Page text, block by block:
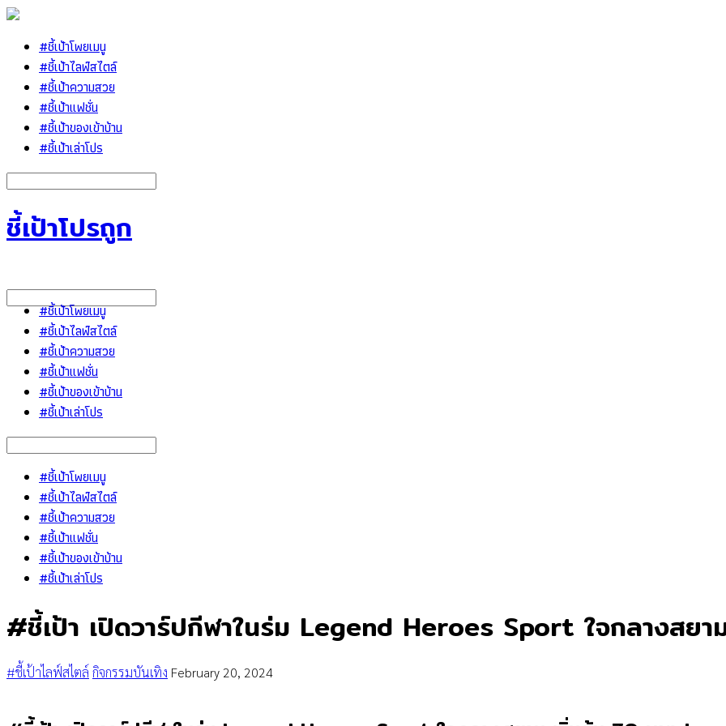
#ชี้เป้าโพยเมนู
#ชี้เป้าไลฟ์สไตล์
#ชี้เป้าความสวย
#ชี้เป้าแฟชั่น
#ชี้เป้าของเข้าบ้าน
#ชี้เป้าเล่าโปร
ชี้เป้าโปรถูก
#ชี้เป้าโพยเมนู
#ชี้เป้าไลฟ์สไตล์
#ชี้เป้าความสวย
#ชี้เป้าแฟชั่น
#ชี้เป้าของเข้าบ้าน
#ชี้เป้าเล่าโปร
#ชี้เป้าโพยเมนู
#ชี้เป้าไลฟ์สไตล์
#ชี้เป้าความสวย
#ชี้เป้าแฟชั่น
#ชี้เป้าของเข้าบ้าน
#ชี้เป้าเล่าโปร
#ชี้เป้า เปิดวาร์ปกีฬาในร่ม Legend Heroes Sport ใจกลางสย
#ชี้เป้าไลฟ์สไตล์ กิจกรรมบันเทิง February 20, 2024